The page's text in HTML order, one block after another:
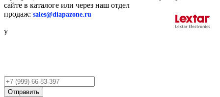
сайте в каталоге или через наш отдел
продаж: sales@diapazone.ru
Ваш
телефон
Отправить